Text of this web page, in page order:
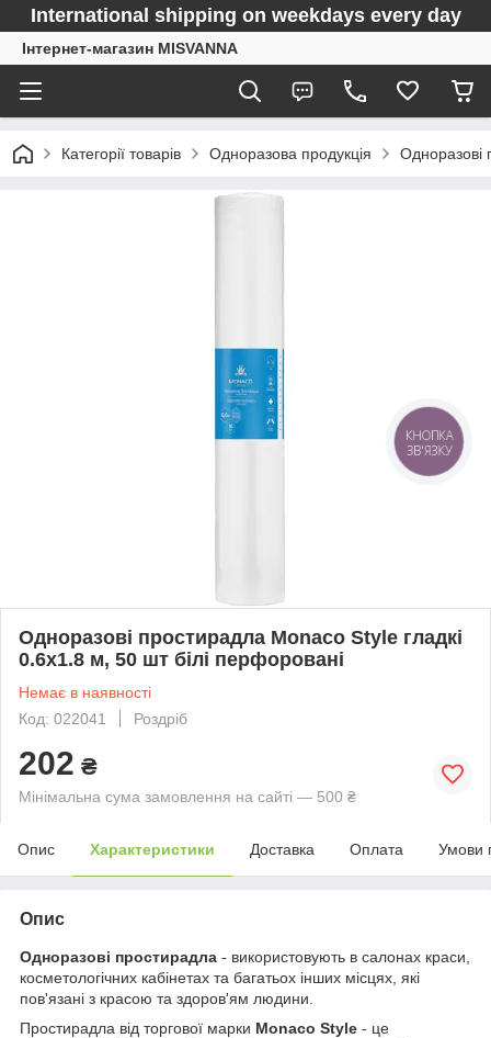
International shipping on weekdays every day
Інтернет-магазин MISVANNA
Категорії товарів Одноразова продукція Одноразові
Одноразові простирадла Monaco Style гладкі
0.6х1.8 м, 50 шт білі перфоровані
Немає в наявності
Код: 022041
Роздріб
202 ₴
Мінімальна сума замовлення на сайті — 500 ₴
Опис Характеристики Доставка Оплата Умови
Опис
Одноразові простирадла - використовують в салонах краси,
косметологічних кабінетах та багатьох інших місцях, які
пов'язані з красою та здоров'ям людини.
Простирадла від торгової марки Monaco Style - це
КНОПКА
ЗВ'ЯЗКУ